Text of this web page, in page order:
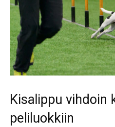
Kisalippu vihdoin
peliluokkiin